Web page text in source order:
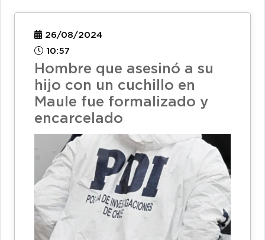
26/08/2024
10:57
Hombre que asesinó a su
hijo con un cuchillo en
Maule fue formalizado y
encarcelado